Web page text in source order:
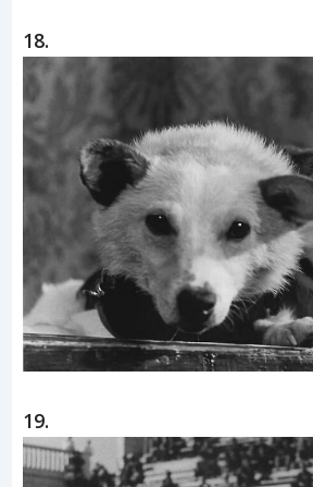
18.
19.